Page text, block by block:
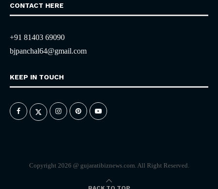
CONTACT HERE
+91 81403 69090
bjpanchal64@gmail.com
KEEP IN TOUCH
Copyright 2026 @ gujaratibiznews.com. All Right Reserved.